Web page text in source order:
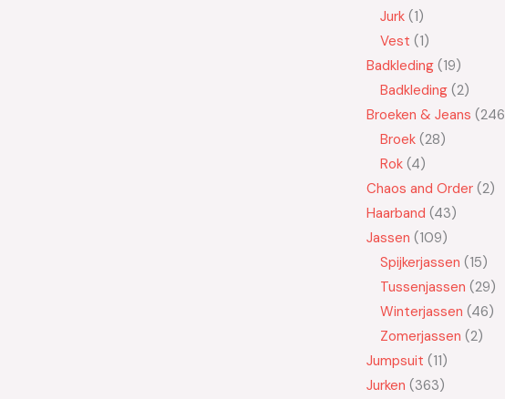
Jurk 1
Vest 1
Badkleding 19
Badkleding 2
Broeken & Jeans 246
Broek 28
Rok 4
Chaos and Order 2
Haarband 43
Jassen 109
Spijkerjassen 15
Tussenjassen 29
Winterjassen 46
Zomerjassen 2
Jumpsuit 11
Jurken 363